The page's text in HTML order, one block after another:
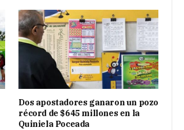
Dos apostadores ganaron un pozo
récord de $645 millones en la
Quiniela Poceada